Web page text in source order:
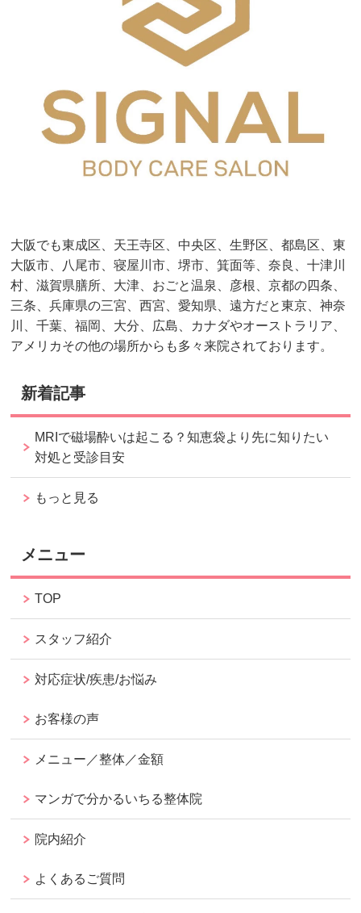
大阪でも東成区、天王寺区、中央区、生野区、都島区、東
大阪市、八尾市、寝屋川市、堺市、箕面等、奈良、十津川
村、滋賀県膳所、大津、おごと温泉、彦根、京都の四条、
三条、兵庫県の三宮、西宮、愛知県、遠方だと東京、神奈
川、千葉、福岡、大分、広島、カナダやオーストラリア、
アメリカその他の場所からも多々来院されております。
新着記事
MRIで磁場酔いは起こる？知恵袋より先に知りたい
対処と受診目安
もっと見る
メニュー
TOP
スタッフ紹介
対応症状/疾患/お悩み
お客様の声
メニュー／整体／金額
マンガで分かるいちる整体院
院内紹介
よくあるご質問